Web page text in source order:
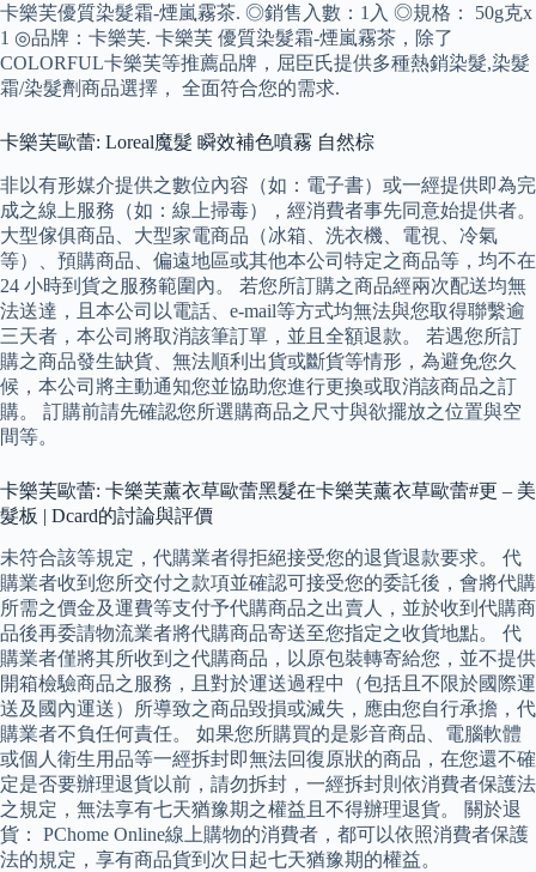
卡樂芙優質染髮霜-煙嵐霧茶. ◎銷售入數：1入 ◎規格： 50g克x
1 ◎品牌：卡樂芙. 卡樂芙 優質染髮霜-煙嵐霧茶，除了
COLORFUL卡樂芙等推薦品牌，屈臣氏提供多種熱銷染髮,染髮
霜/染髮劑商品選擇， 全面符合您的需求.
卡樂芙歐蕾: Loreal魔髮 瞬效補色噴霧 自然棕
非以有形媒介提供之數位內容（如：電子書）或一經提供即為完
成之線上服務（如：線上掃毒），經消費者事先同意始提供者。
大型傢俱商品、大型家電商品（冰箱、洗衣機、電視、冷氣
等）、預購商品、偏遠地區或其他本公司特定之商品等，均不在
24 小時到貨之服務範圍內。 若您所訂購之商品經兩次配送均無
法送達，且本公司以電話、e-mail等方式均無法與您取得聯繫逾
三天者，本公司將取消該筆訂單，並且全額退款。 若遇您所訂
購之商品發生缺貨、無法順利出貨或斷貨等情形，為避免您久
候，本公司將主動通知您並協助您進行更換或取消該商品之訂
購。 訂購前請先確認您所選購商品之尺寸與欲擺放之位置與空
間等。
卡樂芙歐蕾: 卡樂芙薰衣草歐蕾黑髮在卡樂芙薰衣草歐蕾#更 – 美
髮板 | Dcard的討論與評價
未符合該等規定，代購業者得拒絕接受您的退貨退款要求。 代
購業者收到您所交付之款項並確認可接受您的委託後，會將代購
所需之價金及運費等支付予代購商品之出賣人，並於收到代購商
品後再委請物流業者將代購商品寄送至您指定之收貨地點。 代
購業者僅將其所收到之代購商品，以原包裝轉寄給您，並不提供
開箱檢驗商品之服務，且對於運送過程中（包括且不限於國際運
送及國內運送）所導致之商品毀損或滅失，應由您自行承擔，代
購業者不負任何責任。 如果您所購買的是影音商品、電腦軟體
或個人衛生用品等一經拆封即無法回復原狀的商品，在您還不確
定是否要辦理退貨以前，請勿拆封，一經拆封則依消費者保護法
之規定，無法享有七天猶豫期之權益且不得辦理退貨。 關於退
貨： PChome Online線上購物的消費者，都可以依照消費者保護
法的規定，享有商品貨到次日起七天猶豫期的權益。